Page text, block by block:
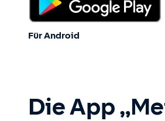
Für Android
Die App